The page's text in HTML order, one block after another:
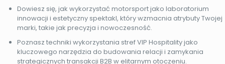
Dowiesz się, jak wykorzystać motorsport jako laboratorium
innowacji i estetyczny spektakl, który wzmacnia atrybuty Twojej
marki, takie jak precyzja i nowoczesność.
Poznasz techniki wykorzystania stref VIP Hospitality jako
kluczowego narzędzia do budowania relacji i zamykania
strategicznych transakcji B2B w elitarnym otoczeniu.